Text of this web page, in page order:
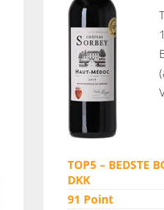
TOP5 – BEDSTE
DKK
91 Point